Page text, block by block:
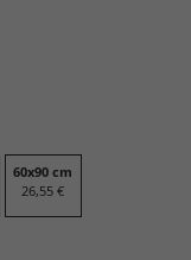
60x90 cm
26,55 €